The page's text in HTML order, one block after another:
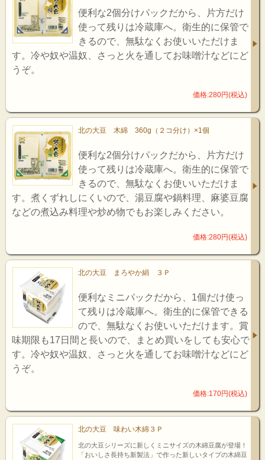
便利な2個分けパックだから、片方だけ
使って残りは冷蔵庫へ。衛生的に保管で
きるので、無駄なくお使いいただけま
す。冷や奴や温奴、さっと火を通してお味噌汁などにど
うぞ。
価格:280円(税込)
北の大豆 木綿 360g（２コ分け）×1個
便利な2個分けパックだから、片方だけ
使って残りは冷蔵庫へ。衛生的に保管で
きるので、無駄なくお使いいただけま
す。煮くずれしにくいので、湯豆腐や鍋料理、麻婆豆腐
などの煮込み料理や炒め物でもお楽しみください。
価格:280円(税込)
北の大豆 まろやか絹 ３Ｐ
便利なミニパックだから、1個だけ使っ
て残りは冷蔵庫へ。衛生的に保管できる
ので、無駄なくお使いいただけます。賞
味期限も17日間と長いので、まとめ買いをしても安心で
す。冷や奴や温奴、さっと火を通してお味噌汁などにど
うぞ。
価格:170円(税込)
北の大豆 味わい木綿３Ｐ
北の大豆シリーズに新しくミニサイズの木綿豆腐が登場！
「おいしさ長持ち新製法」で作った新しいタイプの木綿豆